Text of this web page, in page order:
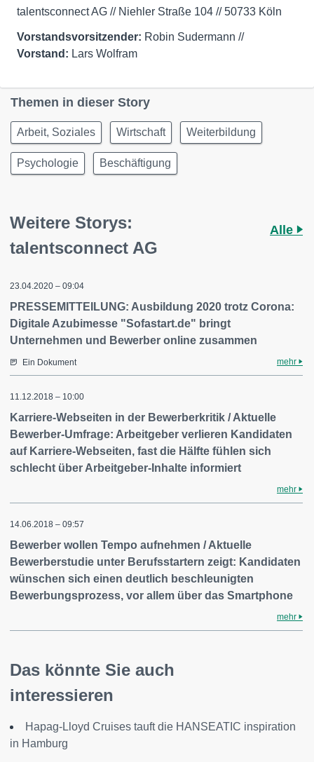
talentsconnect AG // Niehler Straße 104 // 50733 Köln
Vorstandsvorsitzender: Robin Sudermann //
Vorstand: Lars Wolfram
Themen in dieser Story
Arbeit, Soziales Wirtschaft Weiterbildung
Psychologie Beschäftigung
Weitere Storys:
talentsconnect AG
Alle
23.04.2020 – 09:04
PRESSEMITTEILUNG: Ausbildung 2020 trotz Corona:
Digitale Azubimesse "Sofastart.de" bringt
Unternehmen und Bewerber online zusammen
Ein Dokument mehr
11.12.2018 – 10:00
Karriere-Webseiten in der Bewerberkritik / Aktuelle
Bewerber-Umfrage: Arbeitgeber verlieren Kandidaten
auf Karriere-Webseiten, fast die Hälfte fühlen sich
schlecht über Arbeitgeber-Inhalte informiert
mehr
14.06.2018 – 09:57
Bewerber wollen Tempo aufnehmen / Aktuelle
Bewerberstudie unter Berufsstartern zeigt: Kandidaten
wünschen sich einen deutlich beschleunigten
Bewerbungsprozess, vor allem über das Smartphone
mehr
Das könnte Sie auch
interessieren
Hapag-Lloyd Cruises tauft die HANSEATIC inspiration
in Hamburg